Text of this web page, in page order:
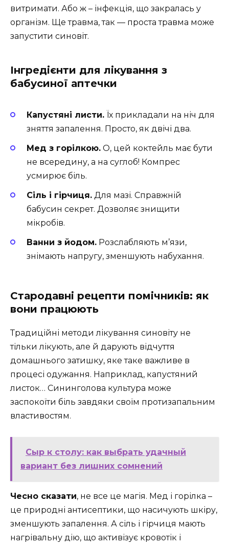
витримати. Або ж – інфекція, що закралась у
організм. Ще травма, так — проста травма може
запустити синовіт.
Інгредієнти для лікування з
бабусиної аптечки
Капустяні листи. Їх прикладали на ніч для
зняття запалення. Просто, як двічі два.
Мед з горілкою. О, цей коктейль має бути
не всередину, а на суглоб! Компрес
усмирює біль.
Сіль і гірчиця. Для мазі. Справжній
бабусин секрет. Дозволяє знищити
мікробів.
Ванни з йодом. Розслабляють м’язи,
знімають напругу, зменшують набухання.
Стародавні рецепти помічників: як
вони працюють
Традиційні методи лікування синовіту не
тільки лікують, але й дарують відчуття
домашнього затишку, яке таке важливе в
процесі одужання. Наприклад, капустяний
листок… Сининголова культура може
заспокоїти біль завдяки своїм протизапальним
властивостям.
Сыр к столу: как выбрать удачный
вариант без лишних сомнений
Чесно сказати, не все це магія. Мед і горілка –
це природні антисептики, що насичують шкіру,
зменшують запалення. А сіль і гірчиця мають
нагрівальну дію, що активізує кровотік і